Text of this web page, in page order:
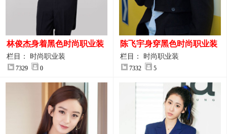
林俊杰身着黑色时尚职业装
制服图片
栏目： 时尚职业装
7329 0
陈飞宇身穿黑色时尚职业装
图片
栏目： 时尚职业装
7332 5